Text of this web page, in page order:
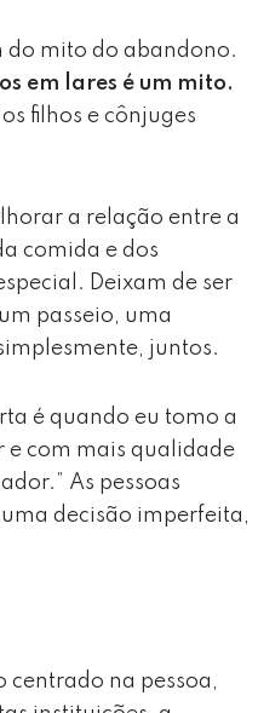
do mito do abandono.
em lares é um mito.
filhos e cônjuges
a relação entre a
comida e dos
Deixam de ser
passeio, uma
juntos.
é quando eu tomo a
e com mais qualidade
As pessoas
decisão imperfeita,
na pessoa,